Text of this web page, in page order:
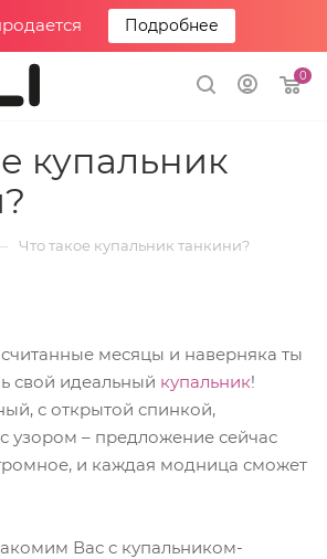
Подробнее
0
купальник
Что такое купальник танкини?
считанные месяцы и наверняка ты
свой идеальный купальник!
с открытой спинкой,
узором – предложение сейчас
и каждая модница сможет
Вас с купальником-